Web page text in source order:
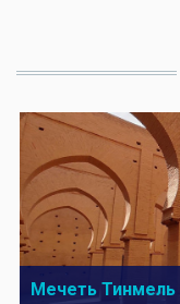
Мечеть Тинмель